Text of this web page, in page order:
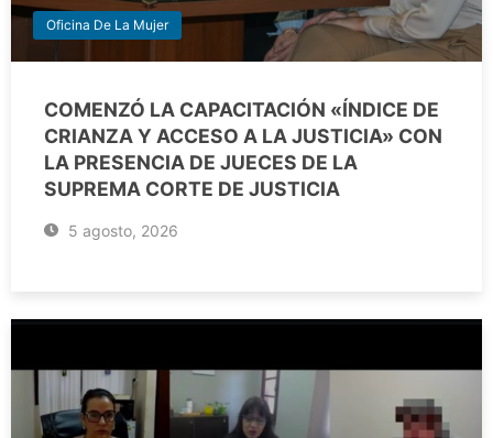
Oficina De La Mujer
COMENZÓ LA CAPACITACIÓN «ÍNDICE DE
CRIANZA Y ACCESO A LA JUSTICIA» CON
LA PRESENCIA DE JUECES DE LA
SUPREMA CORTE DE JUSTICIA
5 agosto, 2026